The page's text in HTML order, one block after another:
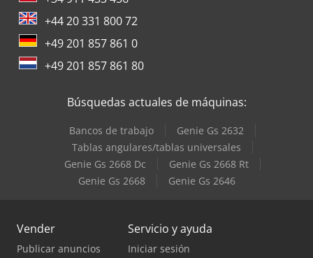
+44 20 331 800 72
+49 201 857 861 0
+49 201 857 861 80
Búsquedas actuales de máquinas:
Bancos de trabajo
Genie Gs 2632
Tablas angulares/tablas universales
Genie Gs 2668 Dc
Genie Gs 2668 Rt
Genie Gs 2668
Genie Gs 2646
Vender
Publicar anuncios
Servicio y ayuda
Iniciar sesión